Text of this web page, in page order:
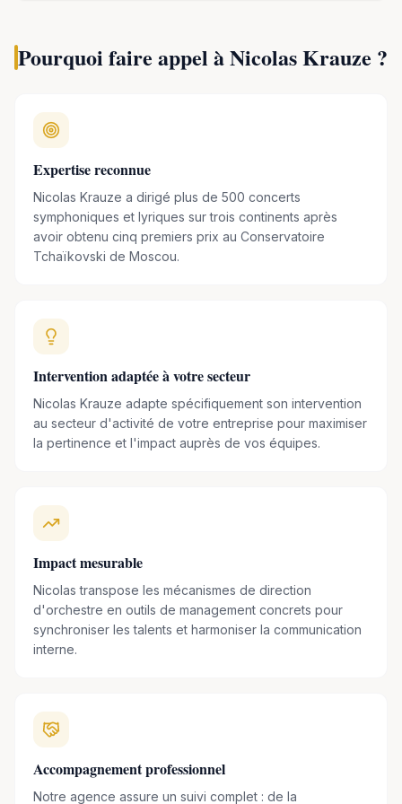
En parallèle de ses activités musicales, depuis 2018 il anime
entreprises pour lesquelles il partage ses analyses et
réflexions sur son métier et son rôle dans les domaines du
eadership, de la cohésion des équipes, de la
motivation, de la réussite collective et de la mise en
valeur des talents.
Pourquoi faire appel àNicolas Krauze ?
Expertise reconnue
Nicolas Krauze a dirigé plus de 500 concerts
symphoniques et lyriques sur trois continents après
avoir obtenu cinq premiers prix au Conservatoire
Tchaïkovski de Moscou.
Intervention adaptée à votre secteur
Nicolas Krauze adapte spécifiquement son intervention
au secteur d'activité de votre entreprise pour maximiser
la pertinence et l'impact auprès de vos équipes.
Impact mesurable
Nicolas transpose les mécanismes de direction
d'orchestre en outils de management concrets pour
synchroniser les talents et harmoniser la communication
interne.
Accompagnement professionnel
Notre agence assure un suivi complet : de la